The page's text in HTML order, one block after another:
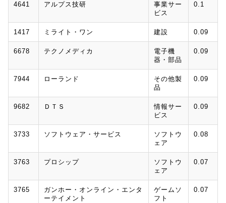
4641 アルプス技研
事業サー
ビス
0.1
1417 ミライト・ワン 建設 0.09
6678 テクノメディカ
電子機
器・部品
0.09
7944 ローランド
その他製
品
0.09
9682 ＤＴＳ
情報サー
ビス
0.09
3733 ソフトウェア・サービス
ソフトウ
ェア
0.08
3763 プロシップ
ソフトウ
ェア
0.07
3765
ガンホー・オンライン・エンタ
ーテイメント
ゲームソ
フト
0.07